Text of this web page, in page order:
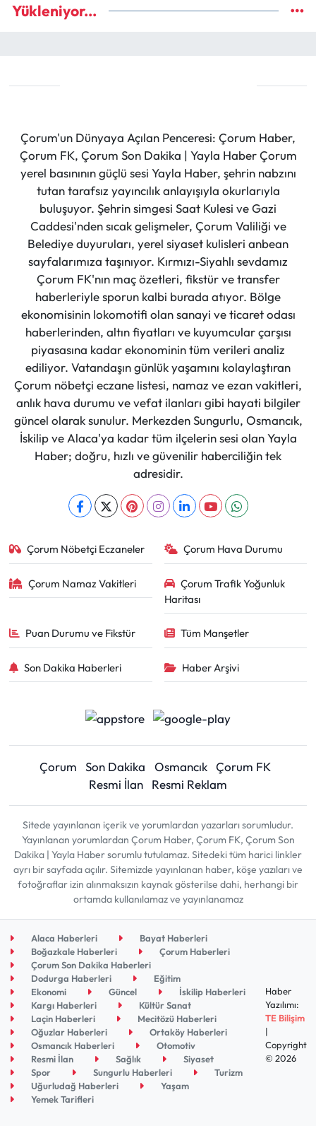
Yükleniyor...
Çorum'un Dünyaya Açılan Penceresi: Çorum Haber,
Çorum FK, Çorum Son Dakika | Yayla Haber Çorum
yerel basınının güçlü sesi Yayla Haber, şehrin nabzını
tutan tarafsız yayıncılık anlayışıyla okurlarıyla
buluşuyor. Şehrin simgesi Saat Kulesi ve Gazi
Caddesi'nden sıcak gelişmeler, Çorum Valiliği ve
Belediye duyuruları, yerel siyaset kulisleri anbean
sayfalarımıza taşınıyor. Kırmızı-Siyahlı sevdamız
Çorum FK'nın maç özetleri, fikstür ve transfer
haberleriyle sporun kalbi burada atıyor. Bölge
ekonomisinin lokomotifi olan sanayi ve ticaret odası
haberlerinden, altın fiyatları ve kuyumcular çarşısı
piyasasına kadar ekonominin tüm verileri analiz
ediliyor. Vatandaşın günlük yaşamını kolaylaştıran
Çorum nöbetçi eczane listesi, namaz ve ezan vakitleri,
anlık hava durumu ve vefat ilanları gibi hayati bilgiler
güncel olarak sunulur. Merkezden Sungurlu, Osmancık,
İskilip ve Alaca'ya kadar tüm ilçelerin sesi olan Yayla
Haber; doğru, hızlı ve güvenilir haberciliğin tek
adresidir.
Çorum Nöbetçi Eczaneler Çorum Hava Durumu
Çorum Namaz Vakitleri
Çorum Trafik Yoğunluk
Haritası
Puan Durumu ve Fikstür Tüm Manşetler
Son Dakika Haberleri Haber Arşivi
Çorum Son Dakika Osmancık Çorum FK
Resmi İlan
Resmi Reklam
Sitede yayınlanan içerik ve yorumlardan yazarları sorumludur.
Yayınlanan yorumlardan Çorum Haber, Çorum FK, Çorum Son
Dakika | Yayla Haber sorumlu tutulamaz. Sitedeki tüm harici linkler
ayrı bir sayfada açılır. Sitemizde yayınlanan haber, köşe yazıları ve
fotoğraflar izin alınmaksızın kaynak gösterilse dahi, herhangi bir
ortamda kullanılamaz ve yayınlanamaz
Alaca Haberleri
Bayat Haberleri
Boğazkale Haberleri
Çorum Haberleri
Çorum Son Dakika Haberleri
Dodurga Haberleri
Eğitim
Ekonomi
Güncel
İskilip Haberleri
Kargı Haberleri
Kültür Sanat
Laçin Haberleri
Mecitözü Haberleri
Oğuzlar Haberleri
Ortaköy Haberleri
Osmancık Haberleri
Otomotiv
Resmi İlan
Sağlık
Siyaset
Spor
Sungurlu Haberleri
Turizm
Uğurludağ Haberleri
Yaşam
Yemek Tarifleri
Haber
Yazılımı:
TE Bilişim
|
Copyright
© 2026